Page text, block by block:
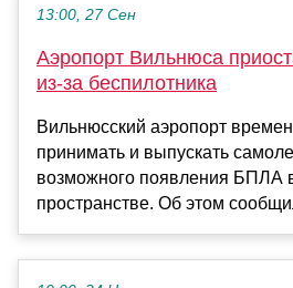
13:00, 27 Сен
Аэропорт Вильнюса
из-за беспилотника
Вильнюсский аэропорт
принимать и выпускать
возможного появления БПЛА
пространстве. Об этом